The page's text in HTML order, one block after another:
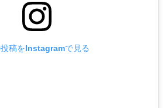
投稿をInstagramで見る